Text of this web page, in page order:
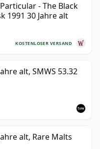
- The Black
1991 30 Jahre alt
KOSTENLOSER VERSAND
alt, SMWS 53.32
alt, Rare Malts